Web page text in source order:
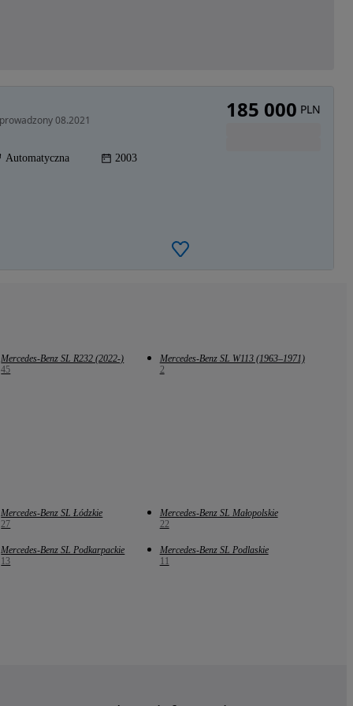
08.2021
Automatyczna 2003
185 000 PLN
Mercedes-Benz SL R232 (2022-)
45
Mercedes-Benz SL W113 (1963–1971)
2
Mercedes-Benz SL Łódzkie
27
Mercedes-Benz SL Małopolskie
22
Mercedes-Benz SL Podkarpackie
13
Mercedes-Benz SL Podlaskie
11